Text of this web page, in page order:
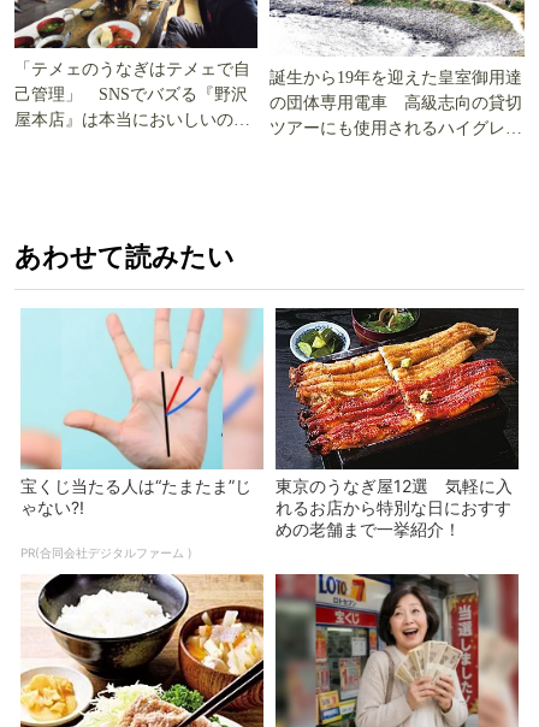
「テメェのうなぎはテメェで自
己管理」 SNSでバズる『野沢
屋本店』は本当においしいの
誕生から19年を迎えた皇室御用達
の団体専用電車 高級志向の貸切
ツアーにも使用されるハイグレー
あわせて読みたい
宝くじ当たる人は“たまたま”じ
ゃない?!
PR(合同会社デジタルファーム )
東京のうなぎ屋12選 気軽に入
れるお店から特別な日におすす
めの老舗まで一挙紹介！